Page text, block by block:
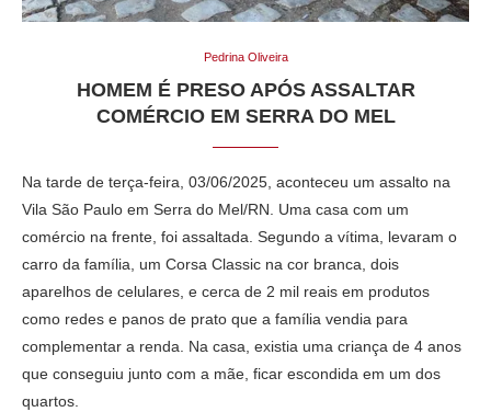
Pedrina Oliveira
HOMEM É PRESO APÓS ASSALTAR
COMÉRCIO EM SERRA DO MEL
Na tarde de terça-feira, 03/06/2025, aconteceu um assalto na
Vila São Paulo em Serra do Mel/RN. Uma casa com um
comércio na frente, foi assaltada. Segundo a vítima, levaram o
carro da família, um Corsa Classic na cor branca, dois
aparelhos de celulares, e cerca de 2 mil reais em produtos
como redes e panos de prato que a família vendia para
complementar a renda. Na casa, existia uma criança de 4 anos
que conseguiu junto com a mãe, ficar escondida em um dos
quartos.